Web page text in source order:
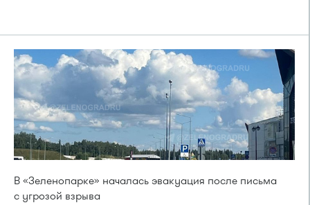
В «Зеленопарке» началась эвакуация после письма
с угрозой взрыва